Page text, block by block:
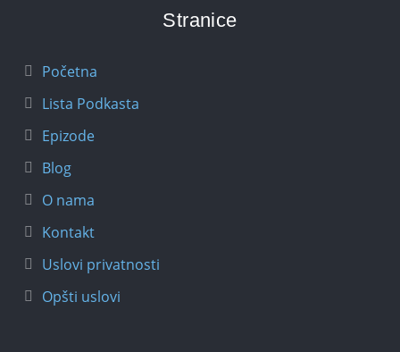
Stranice
Početna
Lista Podkasta
Epizode
Blog
O nama
Kontakt
Uslovi privatnosti
Opšti uslovi